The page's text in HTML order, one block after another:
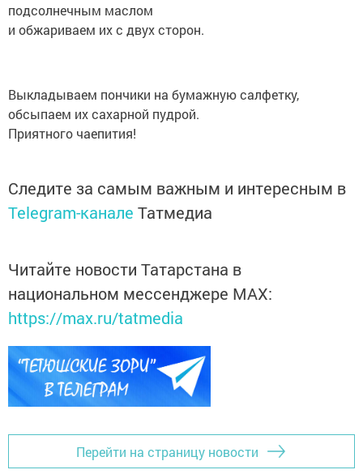
подсолнечным маслом
и обжариваем их с двух сторон.
Выкладываем пончики на бумажную салфетку,
обсыпаем их сахарной пудрой.
Приятного чаепития!
Следите за самым важным и интересным в
Telegram-канале Татмедиа
Читайте новости Татарстана в
национальном мессенджере MАХ:
https://max.ru/tatmedia
Перейти на страницу новости